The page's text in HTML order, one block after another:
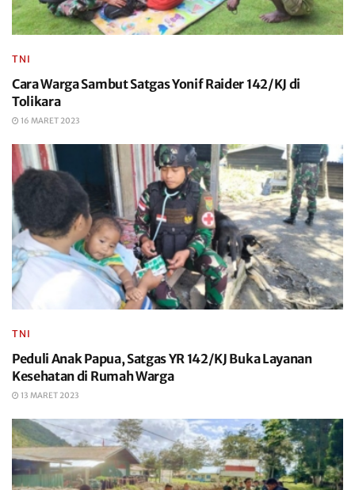
TNI
Cara Warga Sambut Satgas Yonif Raider 142/KJ di
Tolikara
16 MARET 2023
TNI
Peduli Anak Papua, Satgas YR 142/KJ Buka Layanan
Kesehatan di Rumah Warga
13 MARET 2023